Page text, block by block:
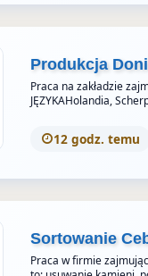
Produkcja
Praca na zakładzie
JĘZYKAHolandia,
12 godz. temu
Sortowanie
Praca w firmie